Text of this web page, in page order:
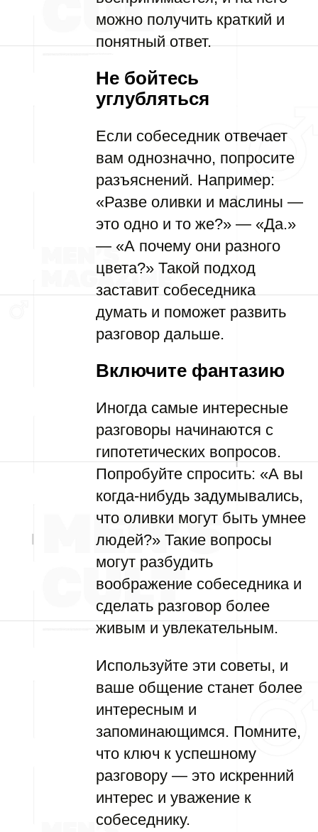
можно получить краткий и
понятный ответ.
Не бойтесь
углубляться
Если собеседник отвечает
вам однозначно, попросите
разъяснений. Например:
«Разве оливки и маслины —
это одно и то же?» — «Да.»
— «А почему они разного
цвета?» Такой подход
заставит собеседника
думать и поможет развить
разговор дальше.
Включите фантазию
Иногда самые интересные
разговоры начинаются с
гипотетических вопросов.
Попробуйте спросить: «А вы
когда-нибудь задумывались,
что оливки могут быть умнее
людей?» Такие вопросы
могут разбудить
воображение собеседника и
сделать разговор более
живым и увлекательным.
Используйте эти советы, и
ваше общение станет более
интересным и
запоминающимся. Помните,
что ключ к успешному
разговору — это искренний
интерес и уважение к
собеседнику.